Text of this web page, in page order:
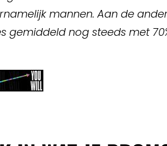
mannen. Aan de
gemiddeld nog steeds met